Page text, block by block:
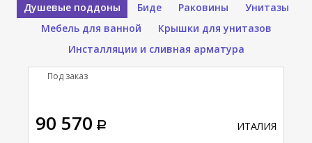
Душевые поддоны Биде Раковины
Унитазы
Мебель для ванной
Крышки для унитазов
Инсталляции и сливная арматура
90 570
ИТАЛИЯ
Под заказ